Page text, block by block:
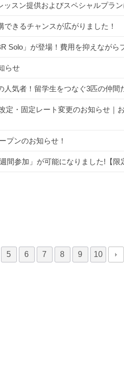
ッスン提供およびスペシャルプラ
できるチャンスが広がりました！
Solo」が登場！費用を抑えなが
らせ
人気者！留学生をつなぐ3匹の仲間
定・固定レート変更のお知らせ｜
プンのお知らせ！
間参加」が可能になりました!【限
5 6 7 8 9 10